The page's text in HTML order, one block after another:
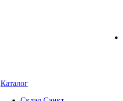
Каталог